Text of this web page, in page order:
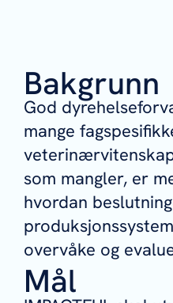
Bakgrunn
God
mange
som mangler, er
hvordan
overvåke og
Mål